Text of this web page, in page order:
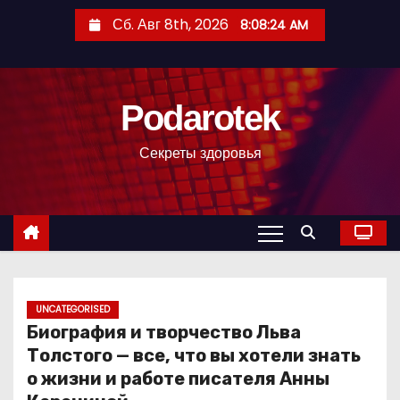
с
Сб. Авг 8th, 2026 8:08:25 AM
Podarotek
Секреты здоровья
UNCATEGORISED
Биография и творчество Льва
Толстого — все, что вы хотели знать
о жизни и работе писателя Анны